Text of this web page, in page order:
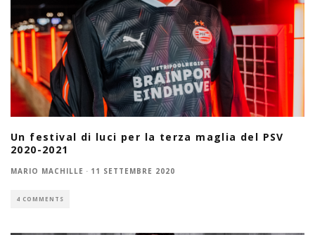
Un festival di luci per la terza maglia del PSV
2020-2021
MARIO MACHILLE · 11 SETTEMBRE 2020
4 COMMENTS